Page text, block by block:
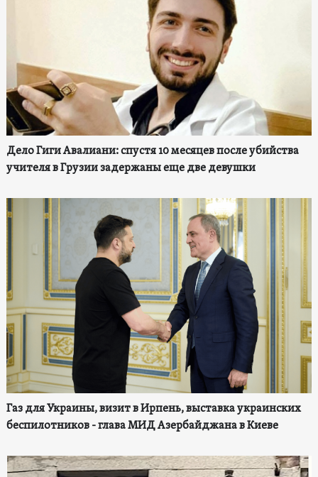
Дело Гиги Авалиани: спустя 10 месяцев после убийства
учителя в Грузии задержаны еще две девушки
Газ для Украины, визит в Ирпень, выставка украинских
беспилотников - глава МИД Азербайджана в Киеве